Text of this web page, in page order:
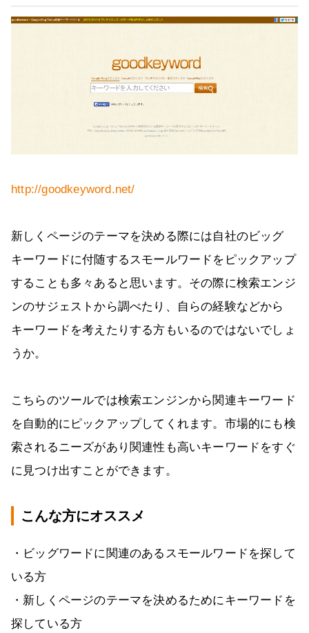
http://goodkeyword.net/
新しくページのテーマを決める際には自社のビッグ
キーワードに付随するスモールワードをピックアップ
することも多々あると思います。その際に検索エンジ
ンのサジェストから調べたり、自らの経験などから
キーワードを考えたりする方もいるのではないでしょ
うか。
こちらのツールでは検索エンジンから関連キーワード
を自動的にピックアップしてくれます。市場的にも検
索されるニーズがあり関連性も高いキーワードをすぐ
に見つけ出すことができます。
こんな方にオススメ
・ビッグワードに関連のあるスモールワードを探して
いる方
・新しくページのテーマを決めるためにキーワードを
探している方